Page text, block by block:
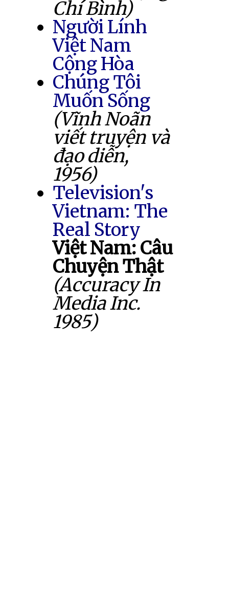
Chí Bình)
Người Lính
Việt Nam
Cộng Hòa
Chúng Tôi
Muốn Sống
(Vĩnh Noãn
viết truyện và
đạo diễn,
1956)
Television's
Vietnam: The
Real Story
Việt Nam: Câu
Chuyện Thật
(Accuracy In
Media Inc.
1985)